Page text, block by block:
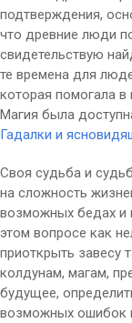
подтверждения,
что древние люди
свидетельствую
те времена для
которая помогала
Магия была
Гадалки и
Своя судьба и
на сложность
возможных бедах и
этом вопросе как
приоткрыть
колдунам, магам,
будущее,
возможных ошибок